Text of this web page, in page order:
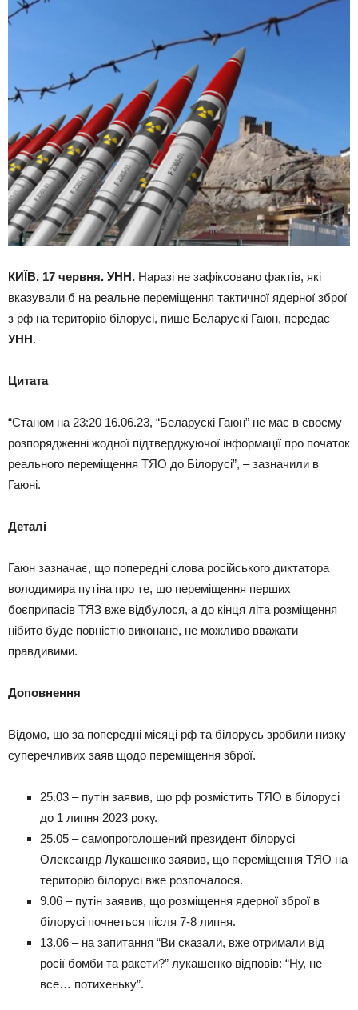
КИЇВ. 17 червня. УНН. Наразі не зафіксовано фактів, які
вказували б на реальне переміщення тактичної ядерної зброї
з рф на територію білорусі, пише Беларускі Гаюн, передає
УНН.
Цитата
“Станом на 23:20 16.06.23, “Беларускі Гаюн” не має в своєму
розпорядженні жодної підтверджуючої інформації про початок
реального переміщення ТЯО до Білорусі”, – зазначили в
Гаюні.
Деталі
Гаюн зазначає, що попередні слова російського диктатора
володимира путіна про те, що переміщення перших
боєприпасів ТЯЗ вже відбулося, а до кінця літа розміщення
нібито буде повністю виконане, не можливо вважати
правдивими.
Доповнення
Відомо, що за попередні місяці рф та білорусь зробили низку
суперечливих заяв щодо переміщення зброї.
25.03 – путін заявив, що рф розмістить ТЯО в білорусі
до 1 липня 2023 року.
25.05 – самопроголошений президент білорусі
Олександр Лукашенко заявив, що переміщення ТЯО на
територію білорусі вже розпочалося.
9.06 – путін заявив, що розміщення ядерної зброї в
білорусі почнеться після 7-8 липня.
13.06 – на запитання “Ви сказали, вже отримали від
росії бомби та ракети?” лукашенко відповів: “Ну, не
все… потихеньку”.